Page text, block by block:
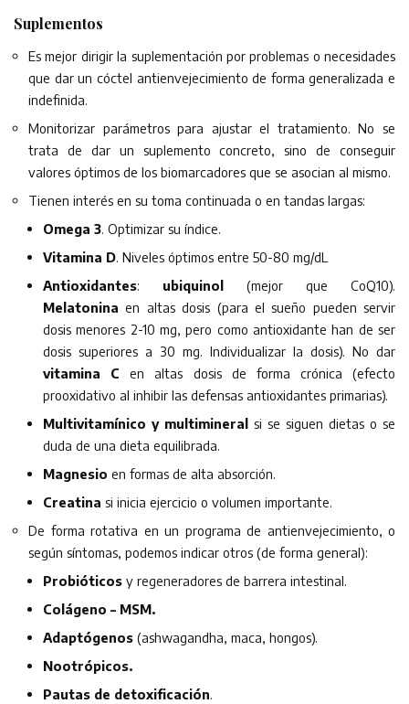
Suplementos
Es mejor dirigir la suplementación por problemas o necesidades
que dar un cóctel antienvejecimiento de forma generalizada e
indefinida.
Monitorizar parámetros para ajustar el tratamiento. No se
trata de dar un suplemento concreto, sino de conseguir
valores óptimos de los biomarcadores que se asocian al mismo.
Tienen interés en su toma continuada o en tandas largas:
Omega 3. Optimizar su índice.
Vitamina D. Niveles óptimos entre 50-80 mg/dL
Antioxidantes: ubiquinol (mejor que CoQ10).
Melatonina en altas dosis (para el sueño pueden servir
dosis menores 2-10 mg, pero como antioxidante han de ser
dosis superiores a 30 mg. Individualizar la dosis). No dar
vitamina C en altas dosis de forma crónica (efecto
prooxidativo al inhibir las defensas antioxidantes primarias).
Multivitamínico y multimineral si se siguen dietas o se
duda de una dieta equilibrada.
Magnesio en formas de alta absorción.
Creatina si inicia ejercicio o volumen importante.
De forma rotativa en un programa de antienvejecimiento, o
según síntomas, podemos indicar otros (de forma general):
Probióticos y regeneradores de barrera intestinal.
Colágeno – MSM.
Adaptógenos (ashwagandha, maca, hongos).
Nootrópicos.
Pautas de detoxificación.